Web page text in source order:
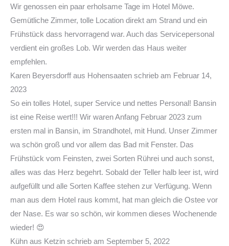
Wir genossen ein paar erholsame Tage im Hotel Möwe.
Gemütliche Zimmer, tolle Location direkt am Strand und ein
Frühstück dass hervorragend war. Auch das Servicepersonal
verdient ein großes Lob. Wir werden das Haus weiter
empfehlen.
Karen Beyersdorff aus Hohensaaten schrieb am Februar 14,
2023
So ein tolles Hotel, super Service und nettes Personal! Bansin
ist eine Reise wert!!! Wir waren Anfang Februar 2023 zum
ersten mal in Bansin, im Strandhotel, mit Hund. Unser Zimmer
wa schön groß und vor allem das Bad mit Fenster. Das
Frühstück vom Feinsten, zwei Sorten Rührei und auch sonst,
alles was das Herz begehrt. Sobald der Teller halb leer ist, wird
aufgefüllt und alle Sorten Kaffee stehen zur Verfügung. Wenn
man aus dem Hotel raus kommt, hat man gleich die Ostee vor
der Nase. Es war so schön, wir kommen dieses Wochenende
wieder! 😍
Kühn aus Ketzin schrieb am September 5, 2022